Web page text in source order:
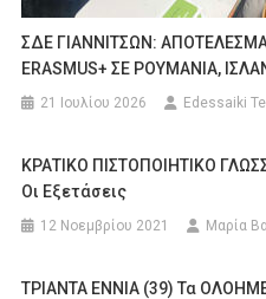
ΣΔΕ ΓΙΑΝΝΙΤΣΩΝ:
ERASMUS+ ΣΕ ΡΟΥΜΑΝΙΑ,
21 Ιουλίου 2026 Edessaiki
ΚΡΑΤΙΚΟ ΠΙΣΤΟΠΟΙΗΤΙΚΟ
Οι Εξετάσεις
12 Νοεμβρίου 2021 Μαρία
ΤΡΙΑΝΤΑ ΕΝΝΙΑ (39) Τα